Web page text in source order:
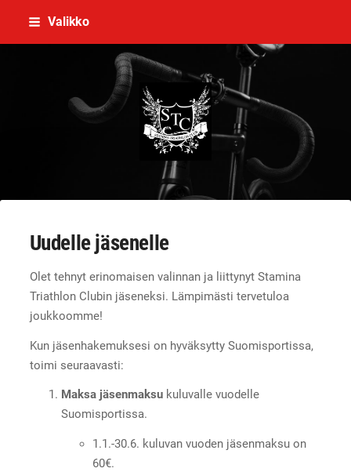
Siirry
Valikko
Stamina Triathlon Club Ry
Uudelle jäsenelle
Olet tehnyt erinomaisen valinnan ja liittynyt Stamina
Triathlon Clubin jäseneksi. Lämpimästi tervetuloa
joukkoomme!
Kun jäsenhakemuksesi on hyväksytty Suomisportissa,
toimi seuraavasti:
Maksa jäsenmaksukuluvalle vuodelle
Suomisportissa.
1.1.-30.6. kuluvan vuoden jäsenmaksu on
60€.